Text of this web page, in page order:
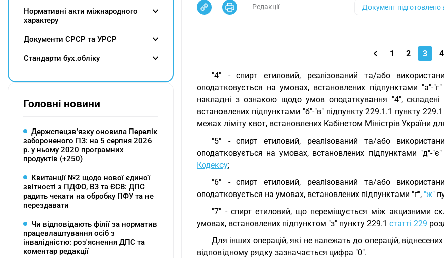
Редакції Документ підготовлено
1 2 3 4
"4" - спирт етиловий, реалізований та/або
оподатковується на умовах, встановлених підпунктами "а"-
накладні з ознакою щодо умов оподаткування "4", складені
встановлених підпунктами "б"-"в" підпункту 229.1.1 пункту
межах ліміту квот, встановлених Кабінетом Міністрів України
"5" - спирт етиловий, реалізований та/або
оподатковується на умовах, встановлених підпунктами "д"-
Кодексу;
"6" - спирт етиловий, реалізований та/або
оподатковується на умовах, встановлених підпунктами "ґ", "ж"
"7" - спирт етиловий, що переміщується між акцизними
умовах, встановлених підпунктом "з" пункту 229.1 статті 229
Для інших операцій, які не належать до операцій,
відповідному рядку зазначається цифра "0".
Нормативні акти міжнародного
характеру
Документи СРСР та УРСР
Cтандарти бух.обліку
Головні новини
Держспецзв’язку оновила Перелік
забороненого ПЗ: на 5 серпня 2026
р. у ньому 2020 програмних
продуктів (+250)
Квитанції №2 щодо нової єдиної
звітності з ПДФО, ВЗ та ЄСВ: ДПС
радить чекати на обробку ПФУ та не
перездавати
Чи відповідають філії за норматив
працевлаштування осіб з
інвалідністю: роз'яснення ДПС та
коментар редакції